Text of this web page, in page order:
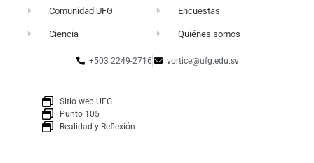
Comunidad UFG
Ciencia
Encuestas
Quiénes somos
+503 2249-2716 vortice@ufg.edu.sv
Sitio web UFG
Punto 105
Realidad y Reflexión